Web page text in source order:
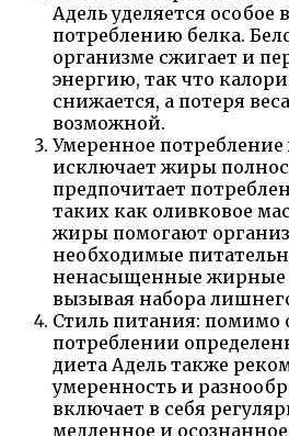
Адель уделяется особое
потреблению белка.
организме сжигает и
энергию, так что
снижается, а потеря
возможной.
Умеренное
исключает жиры
предпочитает
таких как оливковое
жиры помогают
необходимые
ненасыщенные жирные
вызывая набора
Стиль питания: помимо
потреблении
диета Адель также
умеренность и
включает в себя
медленное и